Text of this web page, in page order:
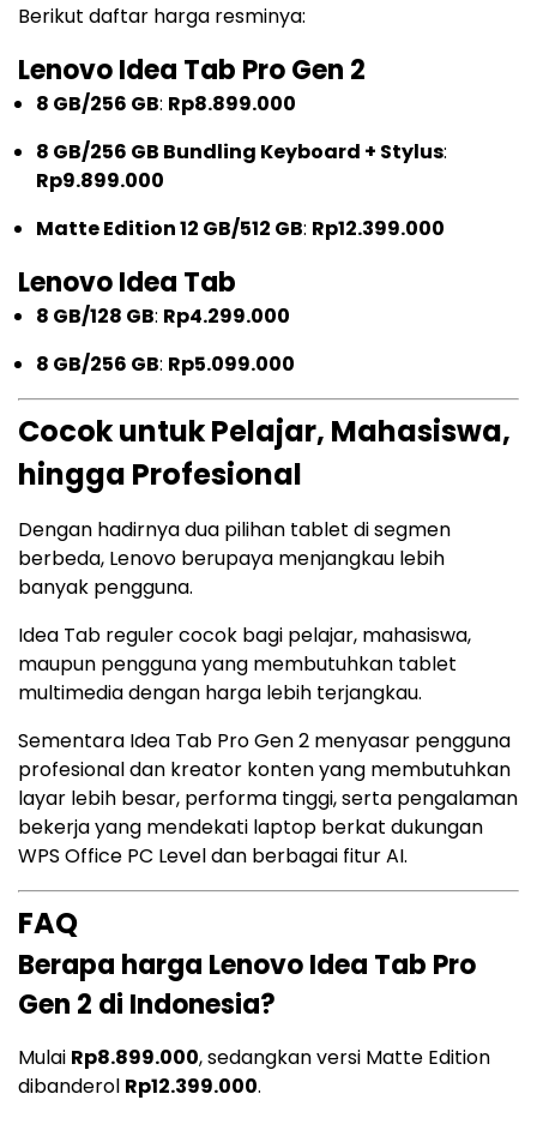
Berikut daftar harga resminya:
Lenovo Idea Tab Pro Gen 2
8 GB/256 GB: Rp8.899.000
8 GB/256 GB Bundling Keyboard + Stylus:
Rp9.899.000
Matte Edition 12 GB/512 GB: Rp12.399.000
Lenovo Idea Tab
8 GB/128 GB: Rp4.299.000
8 GB/256 GB: Rp5.099.000
Cocok untuk Pelajar, Mahasiswa,
hingga Profesional
Dengan hadirnya dua pilihan tablet di segmen
berbeda, Lenovo berupaya menjangkau lebih
banyak pengguna.
Idea Tab reguler cocok bagi pelajar, mahasiswa,
maupun pengguna yang membutuhkan tablet
multimedia dengan harga lebih terjangkau.
Sementara Idea Tab Pro Gen 2 menyasar pengguna
profesional dan kreator konten yang membutuhkan
layar lebih besar, performa tinggi, serta pengalaman
bekerja yang mendekati laptop berkat dukungan
WPS Office PC Level dan berbagai fitur AI.
FAQ
Berapa harga Lenovo Idea Tab Pro
Gen 2 di Indonesia?
Mulai Rp8.899.000, sedangkan versi Matte Edition
dibanderol Rp12.399.000.